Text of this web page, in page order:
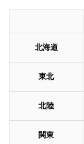
北海道
東北
北陸
関東